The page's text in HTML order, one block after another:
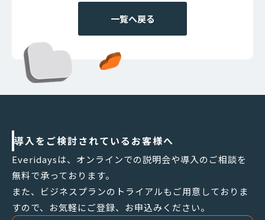
一覧へ戻る
導入をご検討されているお客様へ
Everidaysは、オンラインでの説明会や導入のご相談を
無料で承っております。
また、ビジネスプランのトライアルもご用意しておりま
すので、お気軽にご登録、お申込みください。